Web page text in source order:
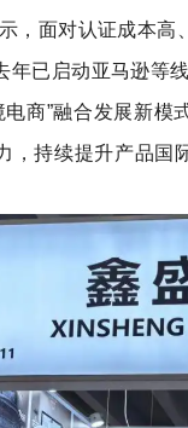
，面对认证成本高
年已启动亚马逊等
商”融合发展新模
，持续提升产品国